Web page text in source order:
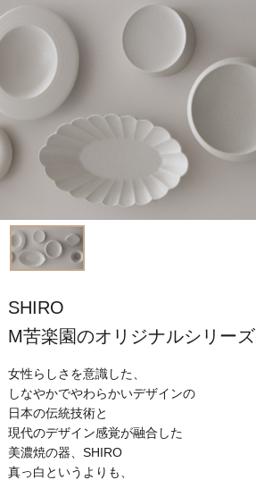
SHIRO
M苦楽園のオリジナルシリーズ
女性らしさを意識した、
しなやかでやわらかいデザインの
日本の伝統技術と
現代のデザイン感覚が融合した
美濃焼の器、SHIRO
真っ白というよりも、